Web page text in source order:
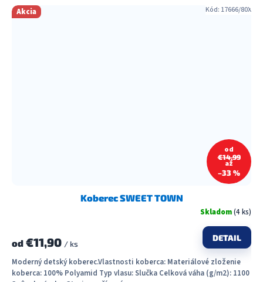
Akcia
od
€14,99
až
–33 %
Koberec SWEET TOWN
Skladom(4 ks)
od €11,90 / ks
DETAIL
Moderný detský koberec.Vlastnosti koberca: Materiálové zloženie
koberca: 100% Polyamid Typ vlasu: Slučka Celková váha (g/m2): 1100
Kód: 17666/80X